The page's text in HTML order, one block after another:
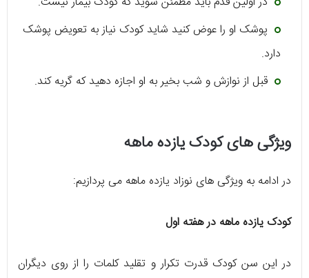
پوشک او را عوض کنید شاید کودک نیاز به تعویض پوشک
دارد.
قبل از نوازش و شب بخیر به او اجازه دهید که گریه کند.
ویژگی های کودک یازده ماهه
در ادامه به ویژگی های نوزاد یازده ماهه می پردازیم:
کودک یازده ماهه در هفته اول
در این سن کودک قدرت تکرار و تقلید کلمات را از روی دیگران